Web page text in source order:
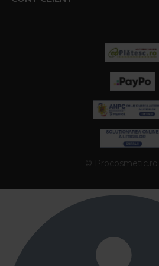
elegant.
aleasa de branduri de top
Milano, Keune si Cotril. Alege
profesionale potrivite pentru
rutina de ingrijire a parului
salon direct acasa.
Intrebari frecvente:
Ce avantaje ofera
profesionale par fata
Produsele profesionale par
ingrediente de calitate
in profunzime, oferind
lung. Ele sunt ideale atat
pentru coafor, unde se pune
© Procosmetic.ro